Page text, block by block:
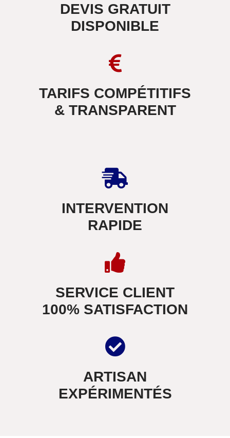
DEVIS GRATUIT
DISPONIBLE
TARIFS COMPÉTITIFS
& TRANSPARENT
INTERVENTION
RAPIDE
SERVICE CLIENT
100% SATISFACTION
ARTISAN
EXPÉRIMENTÉS